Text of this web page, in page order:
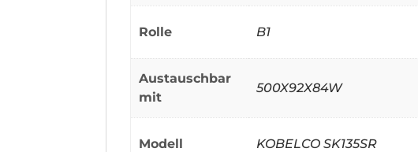
Rolle B1
Austauschbar
mit
500X92X84W
Modell KOBELCO SK135SR